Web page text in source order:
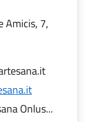
Amicis, 7,
Onlus...